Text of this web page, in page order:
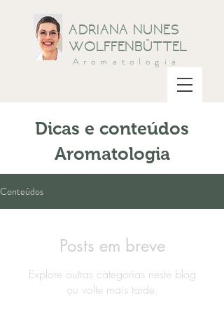
ADRIANA NUNES
WOLFFENBÜTTEL
Aromatologia
Dicas e conteúdos
Aromatologia
Conteúdos
Posts em breve
Explore outras categorias neste blog
ou volte mais tarde.